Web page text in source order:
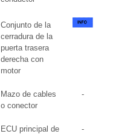
Conjunto de la
cerradura de la
puerta trasera
derecha con
motor
Mazo de cables
o conector
-
ECU principal de
-